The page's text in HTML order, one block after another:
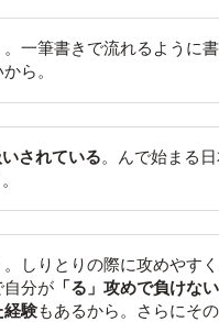
。一筆書きで流れるように
ら。
されている。んで始まる
。しりとりの際に攻めやす
自分が 「る」攻めで負けな
経験もあるから。さらにそ